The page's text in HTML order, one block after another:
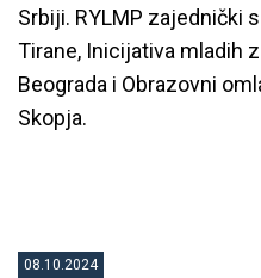
Srbiji. RYLMP zajednički
Tirane, Inicijativa mladih
Beograda i Obrazovni
Skopja.
08.10.2024